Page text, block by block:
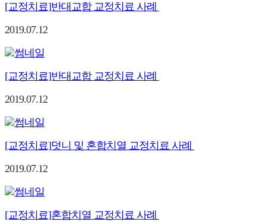
[교정치료]반대교합 교정치료 사례
2019.07.12
[교정치료]반대교합 교정치료 사례
2019.07.12
[교정치료]덧니 및 혼합치열 교정치료 사례
2019.07.12
[교정치료]혼합치열 교정치료 사례